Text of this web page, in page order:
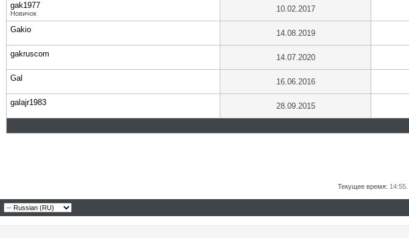
gak1977
Новичок 10.02.2017
Gakio 14.08.2019
gakruscom 14.07.2020
Gal 16.06.2016
galajr1983 28.09.2015
Текущее время: 14:55